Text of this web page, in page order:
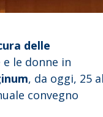
delle
le donne in
, da oggi, 25
convegno